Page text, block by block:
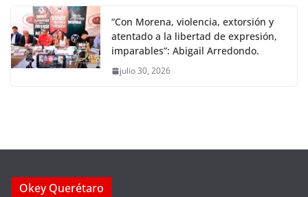
“Con Morena, violencia, extorsión y
atentado a la libertad de expresión,
imparables”: Abigail Arredondo.
julio 30, 2026
Okey Querétaro